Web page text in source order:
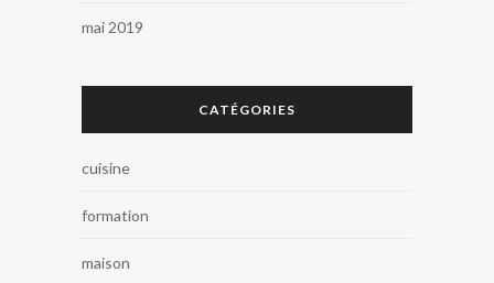
mai 2019
CATÉGORIES
cuisine
formation
maison